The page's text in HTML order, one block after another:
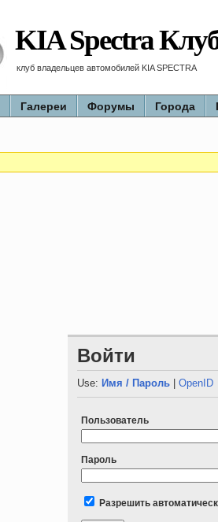
KIA Spectra
клуб владельцев автомобилей KIA SPECTRA
Галереи Форумы Города
Войти
Use: Имя / Пароль |OpenID
Пользователь
Пароль
Разрешить